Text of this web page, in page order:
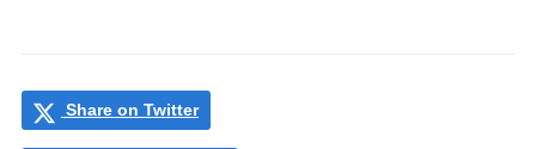
Share on Twitter